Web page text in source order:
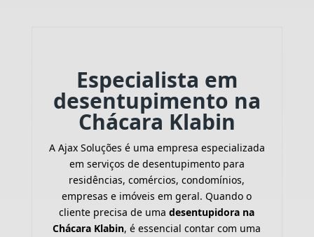
Especialista em
desentupimento na
Chácara Klabin
A Ajax Soluções é uma empresa especializada
em serviços de desentupimento para
residências, comércios, condomínios,
empresas e imóveis em geral. Quando o
cliente precisa de umadesentupidora na
Chácara Klabin, é essencial contar com uma